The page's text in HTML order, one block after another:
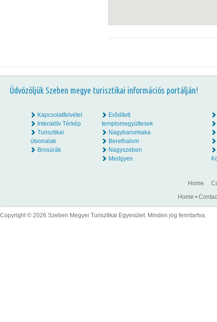
Üdvözöljük Szeben megye turisztikai információs portálján!
Kapcsolatfelvétel
Interaktív Térkép
Turisztikai
útvonalak
Brosúrák
Erődített
templomegyüttesek
Nagybaromlaka
Berethalom
Nagyszeben
Medgyes
Home
Home •
Copyright © 2026 Szeben Megyei Turisztikai Egyesület. Minden jog fenntartva.